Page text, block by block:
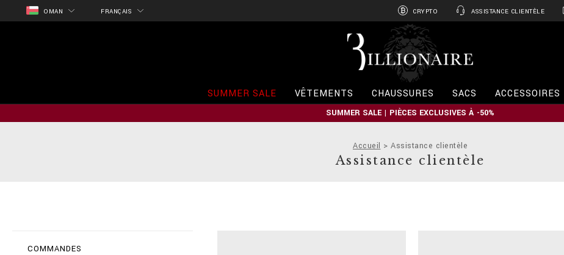
OMAN FRANÇAIS CRYPTO ASSISTANCE CLIENTÈLE
l
o
n
a
SUMMER SALE VÊTEMENTS CHAUSSURES SACS ACCESSOIRES
SUMMER SALE | PIÈCES EXCLUSIVES À -50%
Accueil Assistance clientèle
Assistance clientèle
COMMANDES